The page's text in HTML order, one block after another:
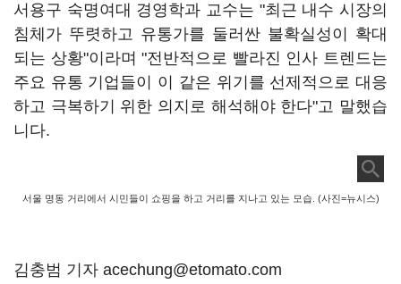
서용구 숙명여대 경영학과 교수는 "최근 내수 시장의
침체가 뚜렷하고 유통가를 둘러싼 불확실성이 확대
되는 상황"이라며 "전반적으로 빨라진 인사 트렌드는
주요 유통 기업들이 이 같은 위기를 선제적으로 대응
하고 극복하기 위한 의지로 해석해야 한다"고 말했습
니다.
서울 명동 거리에서 시민들이 쇼핑을 하고 거리를 지나고 있는 모습. (사진=뉴시스)
김충범 기자 acechung@etomato.com